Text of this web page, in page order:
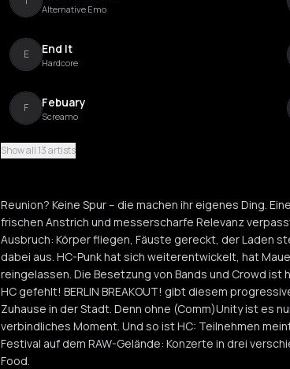
Alternative Emo
E End It
Hardcore
F Febuary
Screamo
Hollow Suns
S Speedway
hardcore
X Xiao
Ursula
Show all 13 artists
Reunion? Keine Spur – die machen ihr eigenes Ding.
frischen Anstrich und messerscharfe Relevanz
Ausbruch: Körper fliegen, Fäuste gereckt, der Laden
dabei aus. HC-Punk hat sich weiterentwickelt, hat
reingelassen. Die Besetzung von Bands und Crowd
HC gefehlt! BERLIN BREAKOUT! gibt diesem
Zuhause in der Stadt. Denn ohne (Comm)Unity ist es
verbindliches Moment. Und so ist HC: Teilnehmen
Festival auf dem RAW-Gelände: Konzerte in drei
Food.